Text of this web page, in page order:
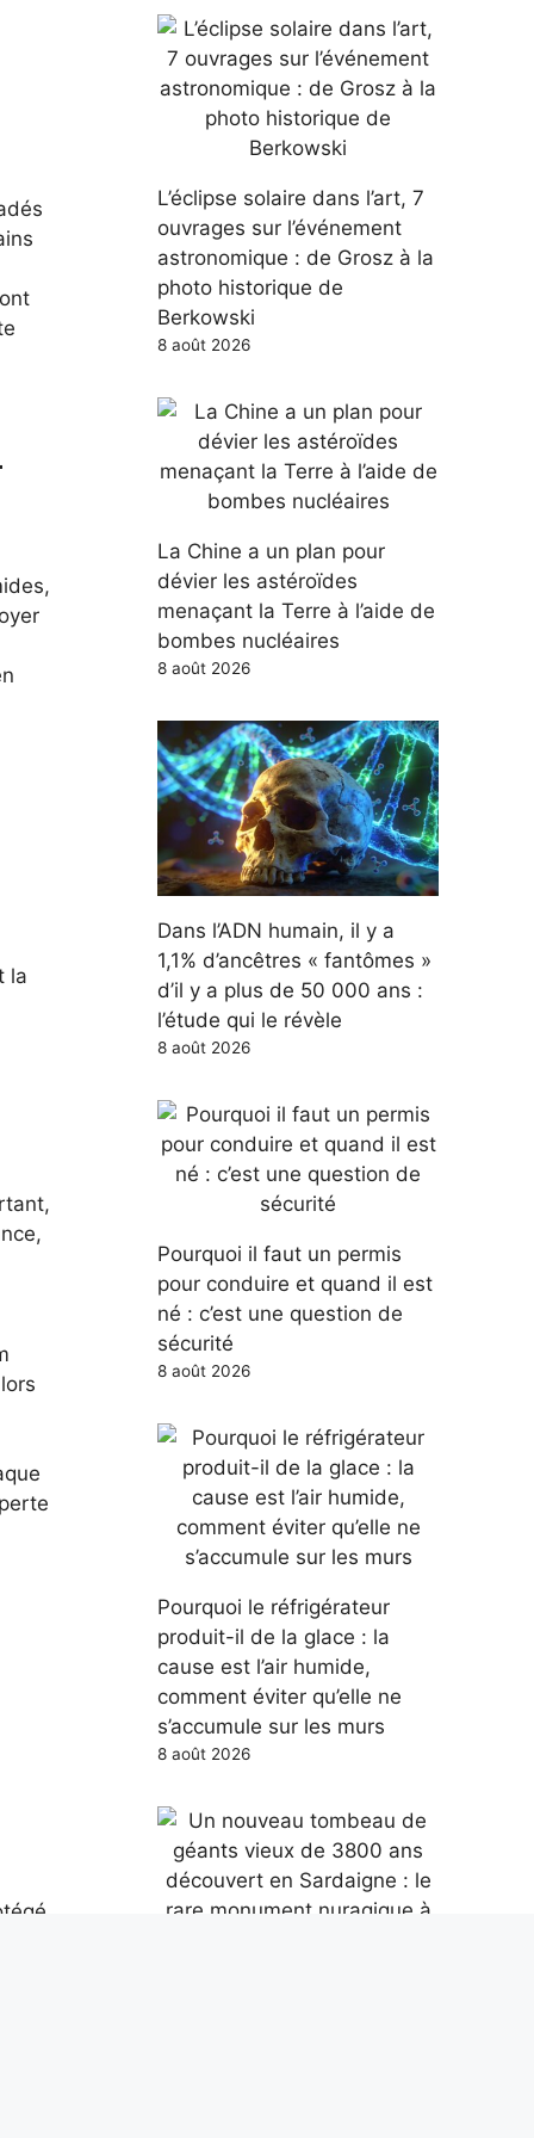
la
L’éclipse solaire dans l’art, 7
ouvrages sur l’événement
astronomique : de Grosz à la
photo historique de
Berkowski
8 août 2026
La Chine a un plan pour
dévier les astéroïdes
menaçant la Terre à l’aide de
bombes nucléaires
8 août 2026
Dans l’ADN humain, il y a
1,1% d’ancêtres « fantômes »
d’il y a plus de 50 000 ans :
l’étude qui le révèle
8 août 2026
Pourquoi il faut un permis
pour conduire et quand il est
né : c’est une question de
sécurité
8 août 2026
Pourquoi le réfrigérateur
produit-il de la glace : la
cause est l’air humide,
comment éviter qu’elle ne
s’accumule sur les murs
8 août 2026